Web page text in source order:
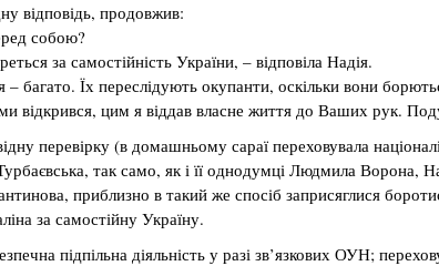
відповідь, продовжив:
собою?
за самостійність України, – відповіла Надія.
– багато. Їх переслідують окупанти, оскільки вони
відкрився, цим я віддав власне життя до Ваших рук.
перевірку (в домашньому сараї переховувала
так само, як і її однодумці Людмила Ворона,
приблизно в такий же спосіб заприсяглися
за самостійну Україну.
підпільна діяльність у разі зв’язкових ОУН;